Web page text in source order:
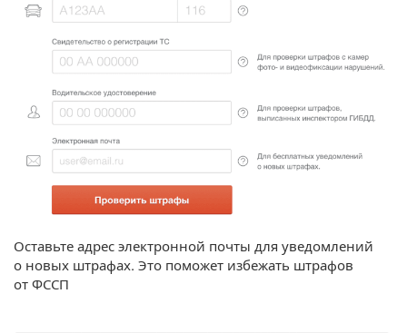
Оставьте адрес электронной почты для уведомлений
о новых штрафах. Это поможет избежать штрафов
от ФССП